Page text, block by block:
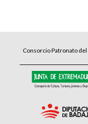
Consorcio Patronato